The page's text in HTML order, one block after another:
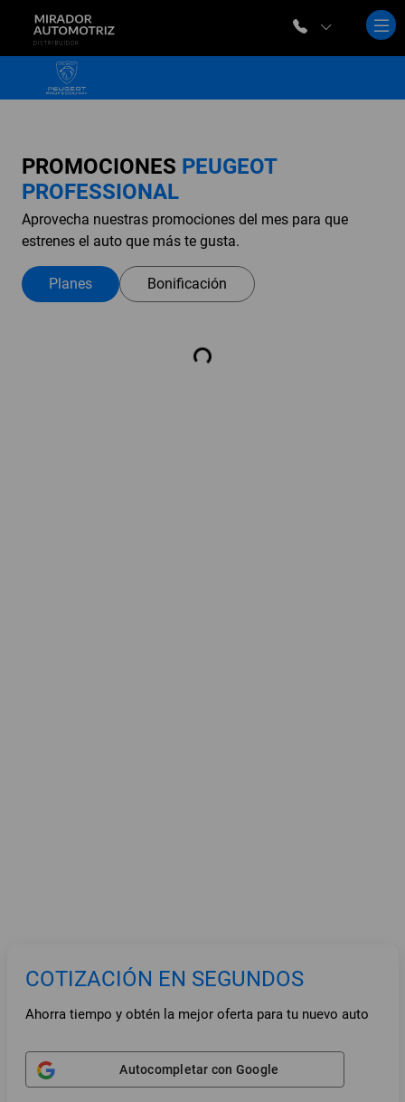
PROMOCIONES PEUGEOT
PROFESSIONAL
Aprovecha nuestras promociones del mes para que
estrenes el auto que más te gusta.
Planes Bonificación
COTIZACIÓN EN SEGUNDOS
Ahorra tiempo y obtén la mejor oferta para tu nuevo auto
Autocompletar con Google